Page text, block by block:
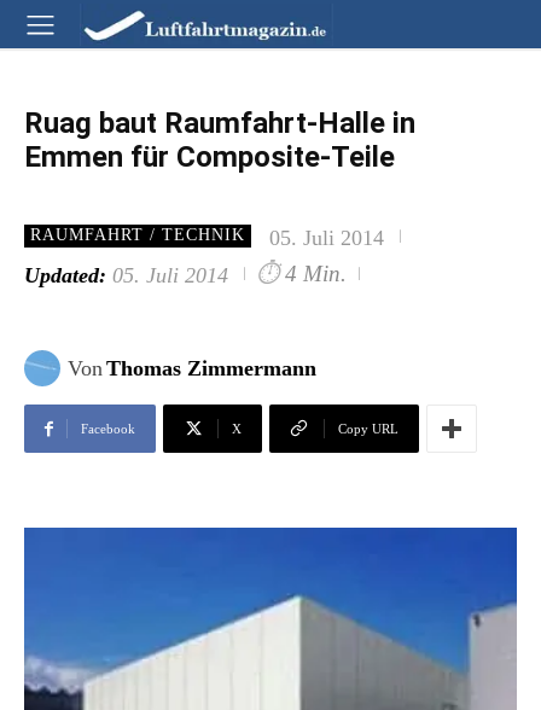
Ruag baut Raumfahrt-Halle in
Emmen für Composite-Teile
RAUMFAHRT / TECHNIK
05. Juli 2014
Updated: 05. Juli 2014 ⏱ 4 Min.
VonThomas Zimmermann
Facebook X Copy URL